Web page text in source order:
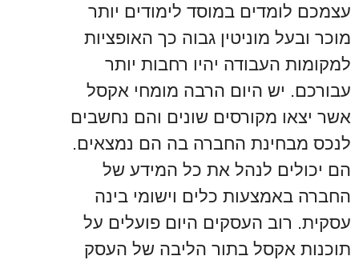
עצמכם לומדים במוסד לימודים יותר
מוכר ובעל מוניטין גבוה כך האופציות
למקומות העבודה יהיו רחבות יותר
עבורכם. יש היום הרבה מומחי אקסל
אשר יצאו מקורסים שונים והם נחשבים
לנכס מבחינת החברה בה הם נמצאים.
הם יכולים לנהל את כל המידע של
החברה באמצעות כלים וישומי בינה
עסקית. רוב העסקים היום פועלים על
תוכנות אקסל בתור הליבה של העסק